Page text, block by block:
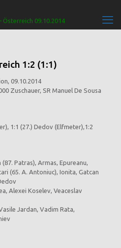
1:2 (1:1)
09.10.2014
Zuschauer, SR Manuel De Sousa
1:1 (27.) Dedov (Elfmeter),1:2
(87. Patras), Armas, Epureanu,
(65. A. Antoniuc), Ionita, Gatcan
Alexei Koselev, Veaceslav
Jardan, Vadim Rata,